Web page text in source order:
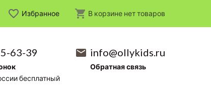
63-39
бесплатный
info@ollykids.ru
Обратная связь
Избранное В корзине неттоваров